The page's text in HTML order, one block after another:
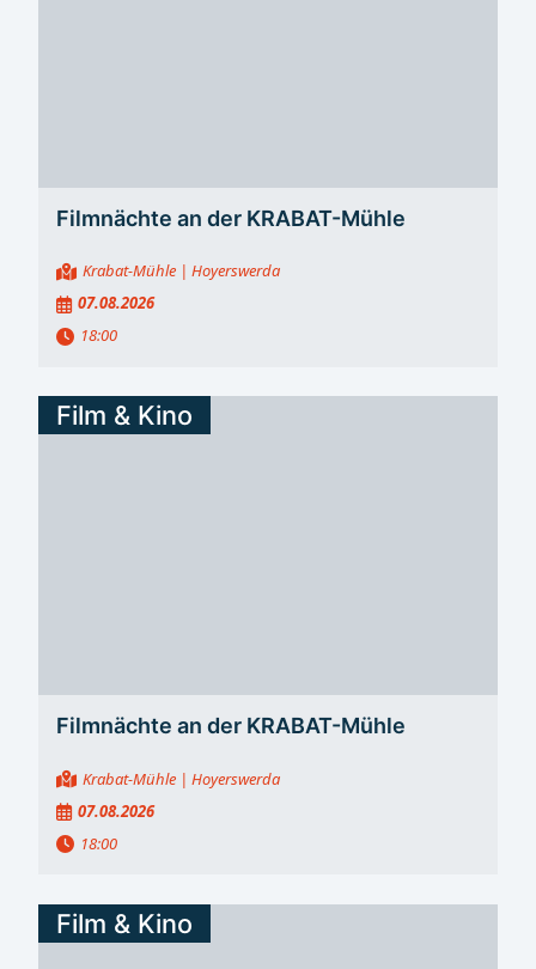
Filmnächte an der KRABAT-Mühle
Krabat-Mühle | Hoyerswerda
07.08.2026
18:00
Film & Kino
Filmnächte an der KRABAT-Mühle
Krabat-Mühle | Hoyerswerda
07.08.2026
18:00
Film & Kino